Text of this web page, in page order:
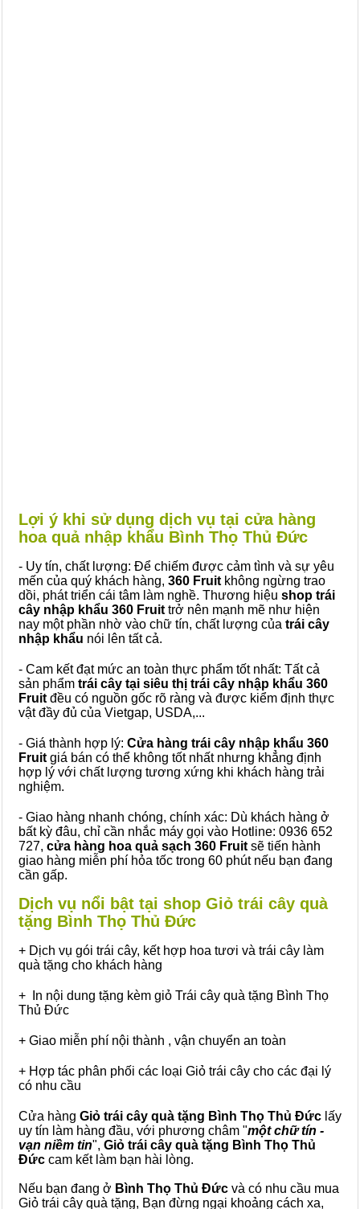
Lợi ý khi sử dụng dịch vụ tại cửa hàng
hoa quả nhập khẩu Bình Thọ Thủ Đức
- Uy tín, chất lượng: Để chiếm được cảm tình và sự yêu
mến của quý khách hàng, 360 Fruit không ngừng trao
dồi, phát triển cái tâm làm nghề. Thương hiệu shop trái
cây nhập khẩu 360 Fruit trở nên mạnh mẽ như hiện
nay một phần nhờ vào chữ tín, chất lượng của trái cây
nhập khẩu nói lên tất cả.
- Cam kết đạt mức an toàn thực phẩm tốt nhất: Tất cả
sản phẩm trái cây tại siêu thị trái cây nhập khẩu 360
Fruit đều có nguồn gốc rõ ràng và được kiểm định thực
vật đầy đủ của Vietgap, USDA,...
- Giá thành hợp lý: Cửa hàng trái cây nhập khẩu 360
Fruit giá bán có thể không tốt nhất nhưng khẳng định
hợp lý với chất lượng tương xứng khi khách hàng trải
nghiệm.
- Giao hàng nhanh chóng, chính xác: Dù khách hàng ở
bất kỳ đâu, chỉ cần nhắc máy gọi vào Hotline: 0936 652
727, cửa hàng hoa quả sạch 360 Fruit sẽ tiến hành
giao hàng miễn phí hỏa tốc trong 60 phút nếu bạn đang
cần gấp.
Dịch vụ nổi bật tại shop Giỏ trái cây quà
tặng Bình Thọ Thủ Đức
+ Dịch vụ gói trái cây, kết hợp hoa tươi và trái cây làm
quà tặng cho khách hàng
+ In nội dung tặng kèm giỏ Trái cây quà tặng Bình Thọ
Thủ Đức
+ Giao miễn phí nội thành , vận chuyển an toàn
+ Hợp tác phân phối các loại Giỏ trái cây cho các đại lý
có nhu cầu
Cửa hàng Giỏ trái cây quà tặng Bình Thọ Thủ Đức lấy
uy tín làm hàng đầu, với phương châm "một chữ tín -
vạn niềm tin", Giỏ trái cây quà tặng Bình Thọ Thủ
Đức cam kết làm bạn hài lòng.
Nếu bạn đang ở Bình Thọ Thủ Đức và có nhu cầu mua
Giỏ trái cây quà tặng, Bạn đừng ngại khoảng cách xa,